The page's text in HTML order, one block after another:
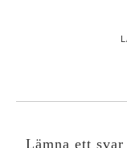
Lämna ett svar